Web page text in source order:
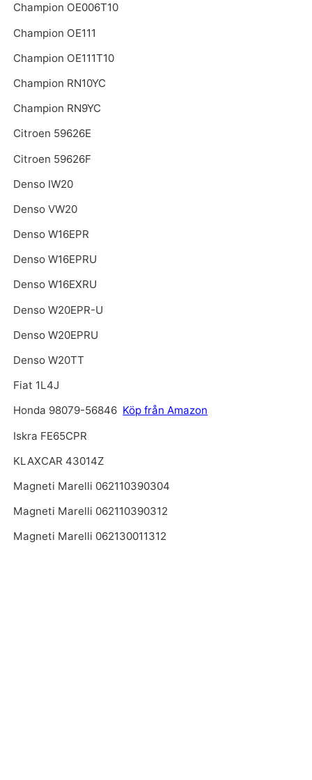
Champion OE006T10
Champion OE111
Champion OE111T10
Champion RN10YC
Champion RN9YC
Citroen 59626E
Citroen 59626F
Denso IW20
Denso VW20
Denso W16EPR
Denso W16EPRU
Denso W16EXRU
Denso W20EPR-U
Denso W20EPRU
Denso W20TT
Fiat 1L4J
Honda 98079-56846 Köp från Amazon
Iskra FE65CPR
KLAXCAR 43014Z
Magneti Marelli 062110390304
Magneti Marelli 062110390312
Magneti Marelli 062130011312